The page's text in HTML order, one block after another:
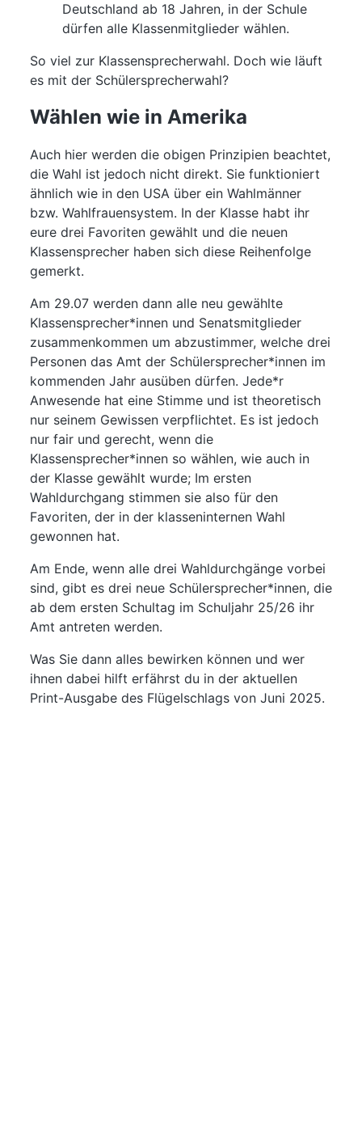
Deutschland ab 18 Jahren, in der Schule
dürfen alle Klassenmitglieder wählen.
So viel zur Klassensprecherwahl. Doch wie läuft
es mit der Schülersprecherwahl?
Wählen wie in Amerika
Auch hier werden die obigen Prinzipien beachtet,
die Wahl ist jedoch nicht direkt. Sie funktioniert
ähnlich wie in den USA über ein Wahlmänner
bzw. Wahlfrauensystem. In der Klasse habt ihr
eure drei Favoriten gewählt und die neuen
Klassensprecher haben sich diese Reihenfolge
gemerkt.
Am 29.07 werden dann alle neu gewählte
Klassensprecher*innen und Senatsmitglieder
zusammenkommen um abzustimmer, welche drei
Personen das Amt der Schülersprecher*innen im
kommenden Jahr ausüben dürfen. Jede*r
Anwesende hat eine Stimme und ist theoretisch
nur seinem Gewissen verpflichtet. Es ist jedoch
nur fair und gerecht, wenn die
Klassensprecher*innen so wählen, wie auch in
der Klasse gewählt wurde; Im ersten
Wahldurchgang stimmen sie also für den
Favoriten, der in der klasseninternen Wahl
gewonnen hat.
Am Ende, wenn alle drei Wahldurchgänge vorbei
sind, gibt es drei neue Schülersprecher*innen, die
ab dem ersten Schultag im Schuljahr 25/26 ihr
Amt antreten werden.
Was Sie dann alles bewirken können und wer
ihnen dabei hilft erfährst du in der aktuellen
Print-Ausgabe des Flügelschlags von Juni 2025.